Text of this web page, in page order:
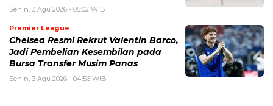
Senin, 3 Agu 2026 - 05:02 WIB
Premier League
Chelsea Resmi Rekrut Valentin Barco,
Jadi Pembelian Kesembilan pada
Bursa Transfer Musim Panas
Senin, 3 Agu 2026 - 04:56 WIB